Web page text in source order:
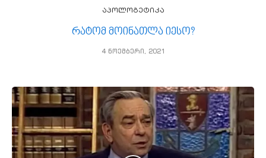
აპოლოგეტიკა
რატომ მოინათლა იესო?
4 ნოემბერი, 2021